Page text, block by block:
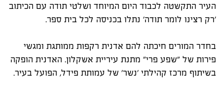
העיר התקשטה לכבוד היום המיוחד ושלטי תודה עם הכיתוב
'רק רצינו לומר תודה' נתלו בכניסה לכל בית ספר.
בחדר המורים חיכתה להם אדנית רקפות ממותגת ומגשי
פירות של "שפע פרי" מתנת עיריית אשקלון. האדנית הופקה
בשיתוף מרכז קהילתי 'נשר' של עמותת פידל, הפועל בעיר.